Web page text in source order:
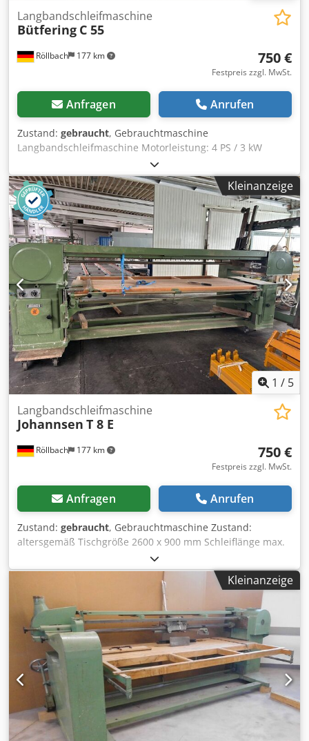
Röllbach 177 km
Langbandschleifmaschine
Bütfering C 55
750 €
Festpreis zzgl. MwSt.
Anfragen Anrufen
Zustand: gebraucht, Gebrauchtmaschine
Langbandschleifmaschine Motorleistung: 4 PS / 3 kW
Motordrehzahl 2890 Upm Tischabmessung ca. 2460 mm x
900 mm Manuelle Tischhöhenverstellung
Transportabmessungen ca. 3600 x 1600 x 1450 mm
Gewicht ca. 500kg Cedpfx Ahozk Nvme Eorf Verfügbarkeit:
kurzfristg Standort: Röllbach
Kleinanzeige
1 / 5
Röllbach 177 km
Langbandschleifmaschine
Johannsen T 8 E
750 €
Festpreis zzgl. MwSt.
Anfragen Anrufen
Zustand: gebraucht, Gebrauchtmaschine Zustand:
altersgemäß Tischgröße 2600 x 900 mm Schleiflänge max.
nutzbar 2700 mm Cedszk Ntxopfx Ah Ejrf Bandlänge 7800
mm x 150 mm 1100 mm Kröpfung rechts Motor 5,2/7,5 kW
mit Bandausblasdüse Versandmaße: 4300x1650x1800 mm
Gewicht: 1300 kg Verfügbarkeit: kurzfristig Lagerort:
Röllbach
Kleinanzeige